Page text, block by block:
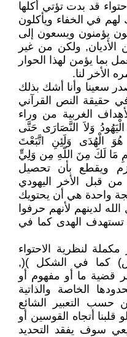
قد بدت تؤتي أكلها
في الخفاء ويأكلون
يؤمنون ويسعون إلى
الأديان, ولكن من غير
بما يؤمن لهذا الحوار
الأخر لنا.
سعينا وأنا أشك بذلك
حقيقة النص القرآني
الغربية من وراء
وَلاَ النَّصَارَى حَتَّى
الْهُدَى وَلَئِنِ اتَّبَعْتَ
مَا لَكَ مِنَ اللّهِ مِن وَلِيٍّ
يجزم ويقطع بأن تحصيل
من قبل الأخر اليهودي
واحدة هي أن يحتويك
لدينهم لأنهم حرفوا
تستهدف الهدى كما في
مكملة لنظرية الاحتواء
كما في الشكل )(,
قضية ما أو مفهوم أو
الخاصة والذاتية
حسب التعبير الشائع
قلبنا أتجاه القوسين أو
سوف يفقد التحديد